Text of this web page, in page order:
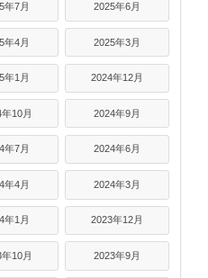
年7月 2025年6月
年4月 2025年3月
年1月 2024年12月
10月 2024年9月
年7月 2024年6月
年4月 2024年3月
年1月 2023年12月
10月 2023年9月